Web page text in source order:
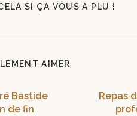
SI ÇA VOUS A PLU !
AIMER
Bastide
de fin
Repas